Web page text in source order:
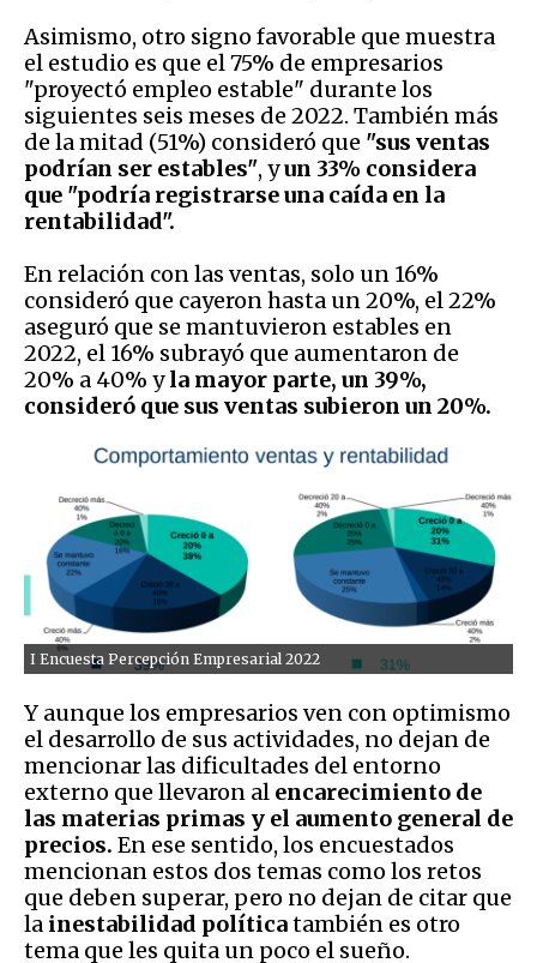
Asimismo, otro signo favorable que muestra
el estudio es que el 75% de empresarios
"proyectó empleo estable" durante los
siguientes seis meses de 2022. También más
de la mitad (51%) consideró que "sus ventas
podrían ser estables", yun 33% considera
que "podría registrarse una caída en la
rentabilidad".
En relación con las ventas, solo un 16%
consideró que cayeron hasta un 20%, el 22%
aseguró que se mantuvieron estables en
2022, el 16% subrayó que aumentaron de
20% a 40% yla mayor parte, un 39%,
consideró que sus ventas subieron un 20%.
I Encuesta Percepción Empresarial 2022
Y aunque los empresarios ven con optimismo
el desarrollo de sus actividades, no dejan de
mencionar las dificultades del entorno
externo que llevaron al encarecimiento de
las materias primas y el aumento general de
precios. En ese sentido, los encuestados
mencionan estos dos temas como los retos
que deben superar, pero no dejan de citar que
la inestabilidad políticatambién es otro
tema que les quita un poco el sueño.